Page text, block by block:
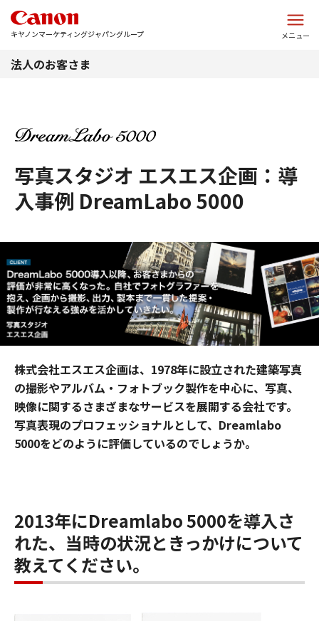
キヤノンマーケティングジャパングループ メニュー
法人のお客さま
写真スタジオ エスエス企画：導
入事例 DreamLabo 5000
株式会社エスエス企画は、1978年に設立された建築写真
の撮影やアルバム・フォトブック製作を中心に、写真、
映像に関するさまざまなサービスを展開する会社です。
写真表現のプロフェッショナルとして、Dreamlabo
5000をどのように評価しているのでしょうか。
2013年にDreamlabo 5000を導入さ
れた、当時の状況ときっかけについて
教えてください。